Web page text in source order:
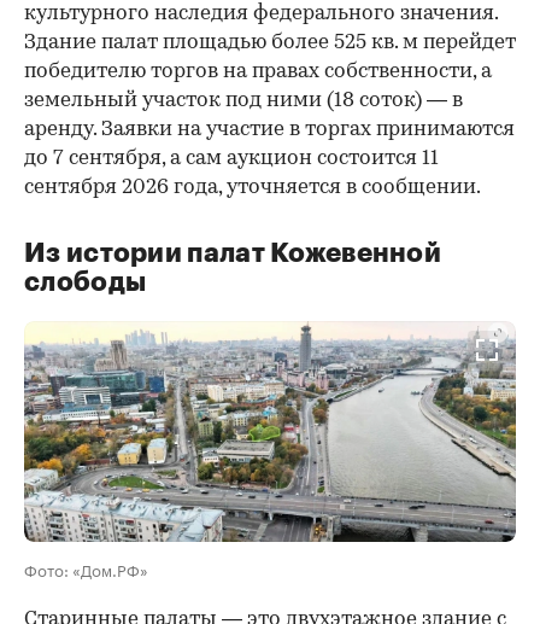
культурного наследия федерального значения.
Здание палат площадью более 525 кв. м перейдет
победителю торгов на правах собственности, а
земельный участок под ними (18 соток) — в
аренду. Заявки на участие в торгах принимаются
до 7 сентября, а сам аукцион состоится 11
сентября 2026 года, уточняется в сообщении.
00:00 / 00:00
Из истории палат Кожевенной
слободы
Фото: «Дом.РФ»
Старинные палаты — это двухэтажное здание с